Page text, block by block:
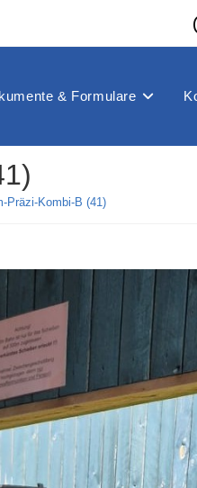
& Formulare
Präzi-Kombi-B (41)